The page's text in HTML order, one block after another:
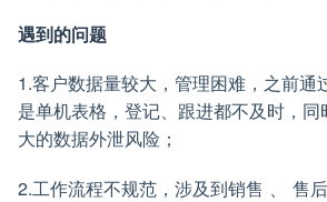
遇到的问题
1.客户数据量较大，管理困难，之前通
是单机表格，登记、跟进都不及时，
大的数据外泄风险；
2.工作流程不规范，涉及到销售 、 售后